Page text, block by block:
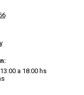
a 18:00 hs